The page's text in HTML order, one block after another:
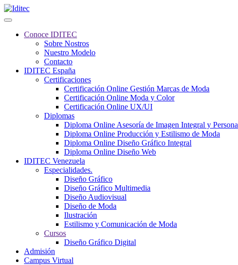
Conoce IDITEC
Sobre Nostros
Nuestro Modelo
Contacto
IDITEC España
Certificaciones
Certificación Online Gestión Marcas de Moda
Certificación Online Moda y Color
Certificación Online UX/UI
Diplomas
Diploma Online Asesoría de Imagen Integral y
Diploma Online Producción y Estilismo de Moda
Diploma Online Diseño Gráfico Integral
Diploma Online Diseño Web
IDITEC Venezuela
Especialidades.
Diseño Gráfico
Diseño Gráfico Multimedia
Diseño Audiovisual
Diseño de Moda
Ilustración
Estilismo y Comunicación de Moda
Cursos
Diseño Gráfico Digital
Admisión
Campus Virtual